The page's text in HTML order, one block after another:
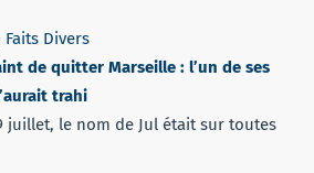
Faits Divers
de quitter Marseille : l’un de ses
trahi
juillet, le nom de Jul était sur toutes